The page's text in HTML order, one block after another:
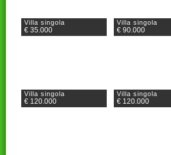
Villa singola
€ 35.000
Villa singola
€ 90.000
Villa singola
€ 120.000
Villa singola
€ 120.000